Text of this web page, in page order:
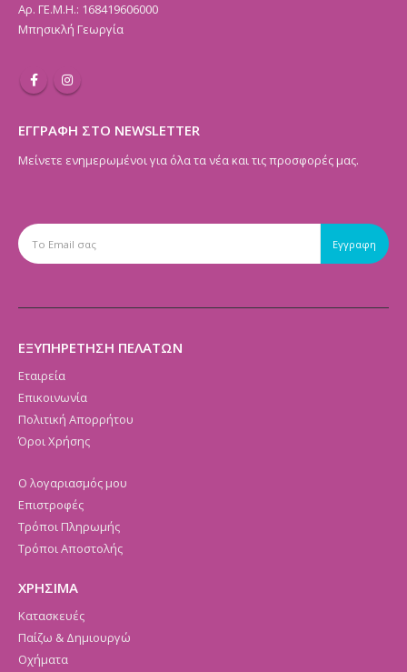
Αρ. ΓΕ.Μ.Η.: 168419606000
Μπησικλή Γεωργία
ΕΓΓΡΑΦΗ ΣΤΟ NEWSLETTER
Μείνετε ενημερωμένοι για όλα τα νέα και τις προσφορές μας.
ΕΞΥΠΗΡΕΤΗΣΗ ΠΕΛΑΤΩΝ
Εταιρεία
Επικοινωνία
Πολιτική Απορρήτου
Όροι Χρήσης
Ο λογαριασμός μου
Επιστροφές
Τρόποι Πληρωμής
Τρόποι Αποστολής
ΧΡΗΣΙΜΑ
Κατασκευές
Παίζω & Δημιουργώ
Οχήματα